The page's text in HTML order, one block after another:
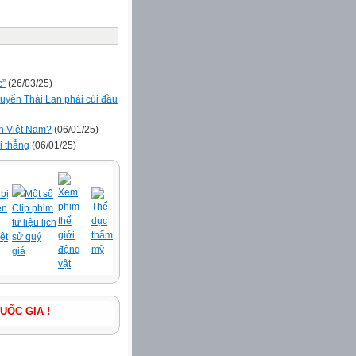
(26/03/25)
Thái Lan phải cúi đầu
Việt Nam? (06/01/25)
thẳng (06/01/25)
Một số
Clip phim
tư liệu lịch
sử quý
giá
Xem
phim
thế
giới
động
vật
Thể
dục
thẩm
mỹ
KHÍ QUỐC GIA !